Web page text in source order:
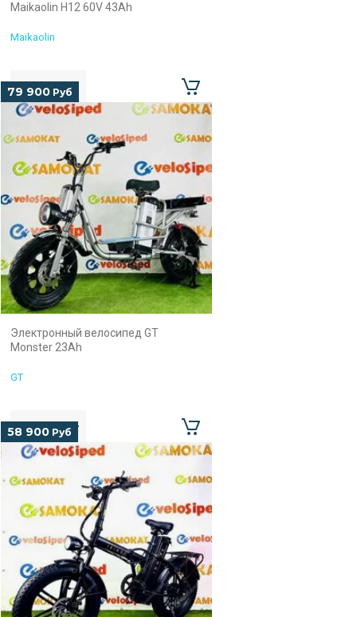
Maikaolin H12 60V 43Ah
Maikaolin
79 900 Руб
Электронный велосипед GT
Monster 23Ah
GT
58 900 Руб